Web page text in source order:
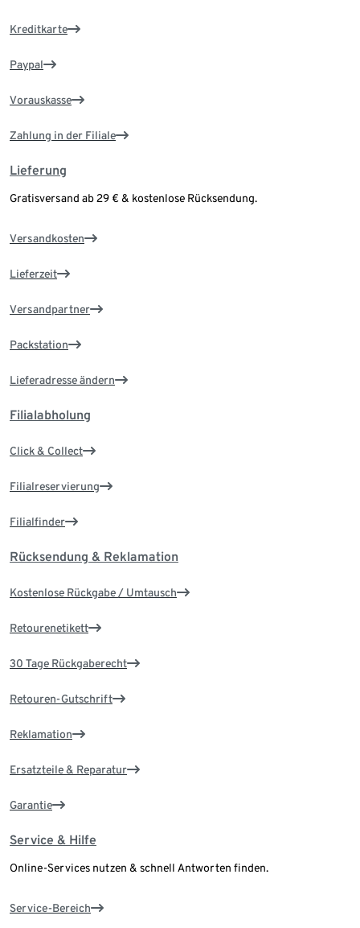
Kreditkarte
Paypal
Vorauskasse
Zahlung in der Filiale
Lieferung
Gratisversand ab 29 € & kostenlose Rücksendung.
Versandkosten
Lieferzeit
Versandpartner
Packstation
Lieferadresse ändern
Filialabholung
Click & Collect
Filialreservierung
Filialfinder
Rücksendung & Reklamation
Kostenlose Rückgabe / Umtausch
Retourenetikett
30 Tage Rückgaberecht
Retouren-Gutschrift
Reklamation
Ersatzteile & Reparatur
Garantie
Service & Hilfe
Online-Services nutzen & schnell Antworten finden.
Service-Bereich